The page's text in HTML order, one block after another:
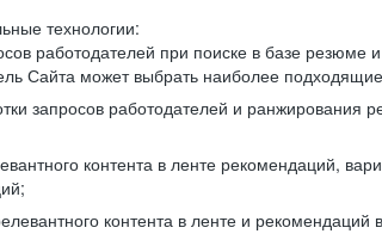
технологии:
работодателей при поиске в базе резюме
Сайта может выбрать наиболее
запросов работодателей и ранжирования
контента в ленте рекомендаций,
контента в ленте и